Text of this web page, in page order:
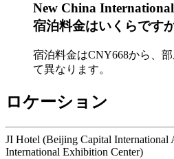
New China
宿泊料金はいくらです
宿泊料金はCNY668から、
て異なります。
ロケーション
JI Hotel (Beijing Capital International
International Exhibition Center)